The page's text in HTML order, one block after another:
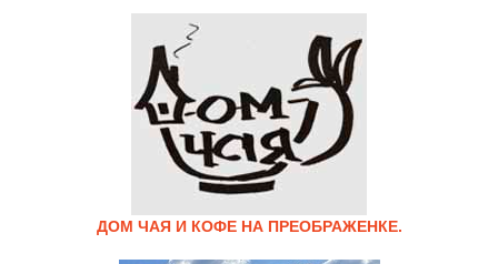
ДОМ ЧАЯ И КОФЕ НА ПРЕОБРАЖЕНКЕ.